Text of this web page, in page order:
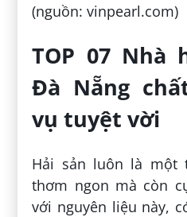
(nguồn: vinpearl.com)
TOP 07 Nhà
Đà Nẵng
vụ tuyệt vời
Hải sản luôn là một
thơm ngon mà còn
với nguyên liệu này,